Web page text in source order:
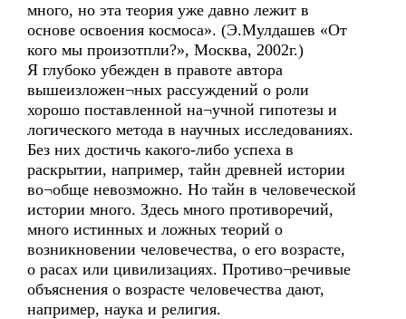
много, но эта теория уже давно лежит в
основе освоения космоса». (Э.Мулдашев «От
кого мы произотпли?», Москва, 2002г.)
Я глубоко убежден в правоте автора
вышеизложен¬ных рассуждений о роли
хорошо поставленной на¬учной гипотезы и
логического метода в научных исследованиях.
Без них достичь какого-либо успеха в
раскрытии, например, тайн древней истории
во¬обще невозможно. Но тайн в человеческой
истории много. Здесь много противоречий,
много истинных и ложных теорий о
возникновении человечества, о его возрасте,
о расах или цивилизациях. Противо¬речивые
объяснения о возрасте человечества дают,
например, наука и религия.